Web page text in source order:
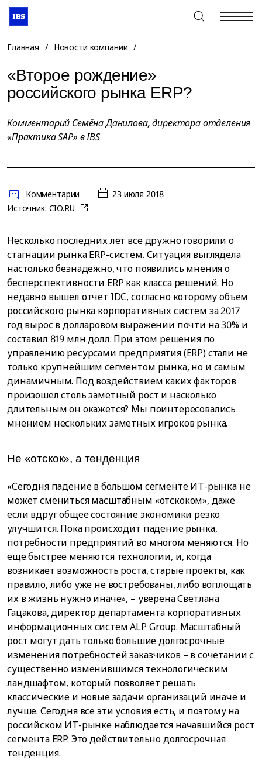
+7 (495) 967-80-80
Главная / Новости компании /
«Второе рождение»
российского рынка ERP?
Комментарий Семёна Данилова, директора отделения
«Практика SAP» в IBS
Комментарии
23 июля 2018
Источник: CIO.RU
Несколько последних лет все дружно говорили о
стагнации рынка ERP-систем. Ситуация выглядела
настолько безнадежно, что появились мнения о
бесперспективности ERP как класса решений. Но
недавно вышел отчет IDC, согласно которому объем
российского рынка корпоративных систем за 2017
год вырос в долларовом выражении почти на 30% и
составил 819 млн долл. При этом решения по
управлению ресурсами предприятия (ERP) стали не
только крупнейшим сегментом рынка, но и самым
динамичным. Под воздействием каких факторов
произошел столь заметный рост и насколько
длительным он окажется? Мы поинтересовались
мнением нескольких заметных игроков рынка.
Не «отскок», а тенденция
«Сегодня падение в большом сегменте ИТ-рынка не
может смениться масштабным «отскоком», даже
если вдруг общее состояние экономики резко
улучшится. Пока происходит падение рынка,
потребности предприятий во многом меняются. Но
еще быстрее меняются технологии, и, когда
возникает возможность роста, старые проекты, как
правило, либо уже не востребованы, либо воплощать
их в жизнь нужно иначе», – уверена Светлана
Гацакова, директор департамента корпоративных
информационных систем ALP Group. Масштабный
рост могут дать только большие долгосрочные
изменения потребностей заказчиков – в сочетании с
существенно изменившимся технологическим
ландшафтом, который позволяет решать
классические и новые задачи организаций иначе и
лучше. Сегодня все эти условия есть, и поэтому на
российском ИТ-рынке наблюдается начавшийся рост
сегмента ERP. Это действительно долгосрочная
тенденция.